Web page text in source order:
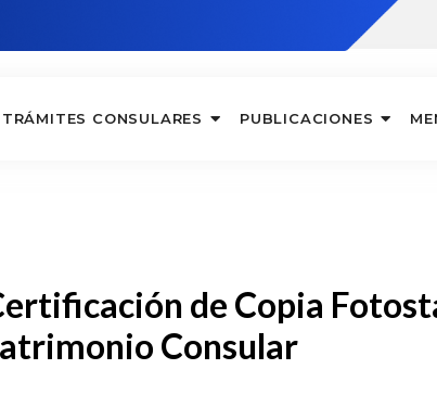
TRÁMITES CONSULARES PUBLICACIONES
de Copia
Consular